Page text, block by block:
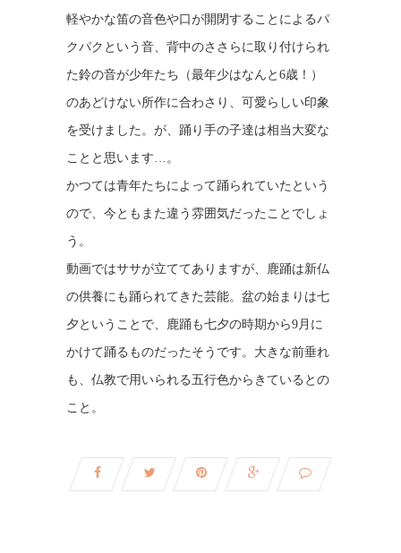
軽やかな笛の音色や口が開閉することによるパ
クパクという音、背中のささらに取り付けられ
た鈴の音が少年たち（最年少はなんと6歳！）
のあどけない所作に合わさり、可愛らしい印象
を受けました。が、踊り手の子達は相当大変な
ことと思います…。
かつては青年たちによって踊られていたという
ので、今ともまた違う雰囲気だったことでしょ
う。
動画ではササが立ててありますが、鹿踊は新仏
の供養にも踊られてきた芸能。盆の始まりは七
夕ということで、鹿踊も七夕の時期から9月に
かけて踊るものだったそうです。大きな前垂れ
も、仏教で用いられる五行色からきているとの
こと。